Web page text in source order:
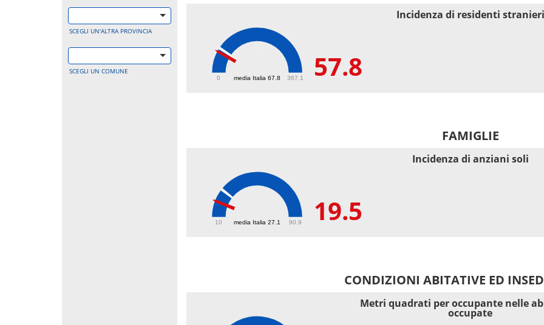
SCEGLI UN'ALTRA PROVINCIA
SCEGLI UN COMUNE
media Italia 67.8
0 367.1 57.8
Incidenza di residenti stranieri
FAMIGLIE
media Italia 27.1
10 90.9 19.5
Incidenza di anziani soli
CONDIZIONI ABITATIVE ED
Metri quadrati per occupante nelle
occupate